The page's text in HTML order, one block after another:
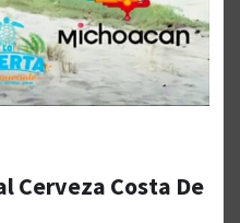
Cerveza Costa De